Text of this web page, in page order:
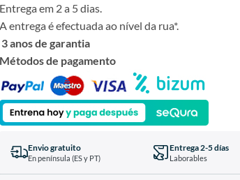
Entrega em 2 a 5 dias.
A entrega é efectuada ao nível da rua*.
3 anos de garantia
Métodos de pagamento
Envio gratuito
En península (ES y PT)
Entrega 2-5 días
Laborables